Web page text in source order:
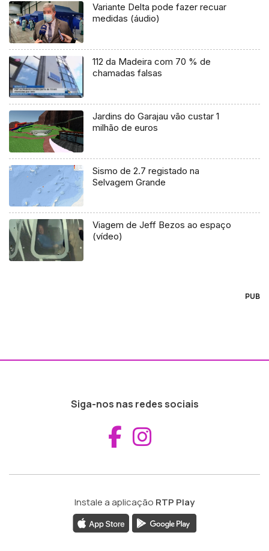
Variante Delta pode fazer recuar
medidas (áudio)
112 da Madeira com 70 % de
chamadas falsas
Jardins do Garajau vão custar 1
milhão de euros
Sismo de 2.7 registado na
Selvagem Grande
Viagem de Jeff Bezos ao espaço
(vídeo)
PUB
Siga-nos nas redes sociais
Aceder ao
Instale a aplicação RTP Play